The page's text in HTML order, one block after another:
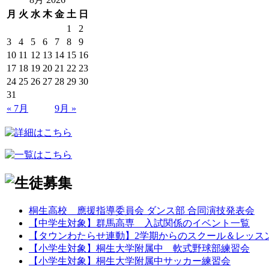
月 火 水 木 金 土 日
1
2
3
4 5 6 7 8
9
10 11 12 13 14 15 16
17 18 19 20 21 22 23
24 25 26 27 28 29 30
31
« 7月
9月 »
桐生高校 應援指導委員会 ダンス部 合同演技発表会
【中学生対象】群馬高専 入試関係のイベント一覧
【タウンわたらせ連動】2学期からのスクール＆レッ
【小学生対象】桐生大学附属中 軟式野球部練習会
【小学生対象】桐生大学附属中サッカー練習会